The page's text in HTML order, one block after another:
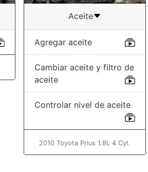
Aceite
Agregar aceite
Cambiar aceite y filtro de
aceite
Controlar nivel de aceite
2010 Toyota Prius 1.8L 4 Cyl.